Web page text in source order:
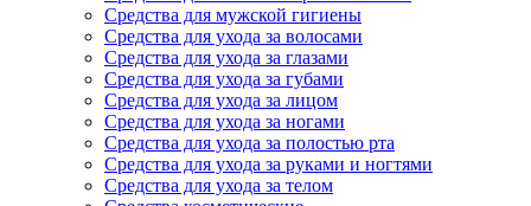
Средства для мужской гигиены
Средства для ухода за волосами
Средства для ухода за глазами
Средства для ухода за губами
Средства для ухода за лицом
Средства для ухода за ногами
Средства для ухода за полостью рта
Средства для ухода за руками и ногтями
Средства для ухода за телом